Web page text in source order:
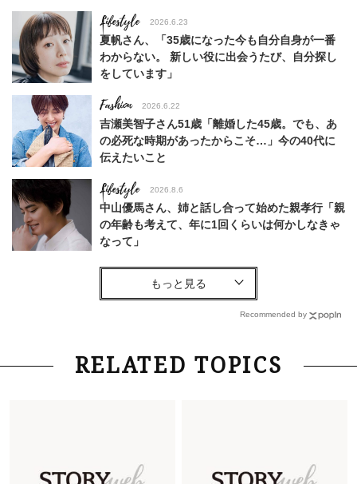
Lifestyle 2026.6.23
夏帆さん、「35歳になった今も自分自身が一番
わからない。 新しい役に出会うたび、自分探し
をしています」
Fashion 2026.6.22
吉瀬美智子さん51歳「離婚した45歳。でも、あ
の必死な時期があったからこそ…」今の40代に
伝えたいこと
Lifestyle 2026.8.6
中山優馬さん、姉と話し合って始めた親孝行「親
の年齢も考えて、年に1回くらいは何かしなきゃ
なって」
Lifestyle
「お若いですね」は褒め言葉？“若い＝美しい”と
錯覚させる社会の危うさ【上野千鶴子のジェンダ
Lifestyle 2026.8.6
26年夏の【開運アクション】は”ひと拭き”習
幸福感”に目が向いた」ライフスタイルも、服も
Recommended by
RELATED TOPICS